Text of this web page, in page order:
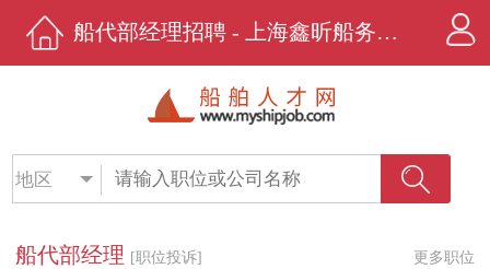
船代部经理招聘 - 上海鑫昕船务有限公司 - 船舶人才网
地区
船代部经理 [职位投诉] 更多职位